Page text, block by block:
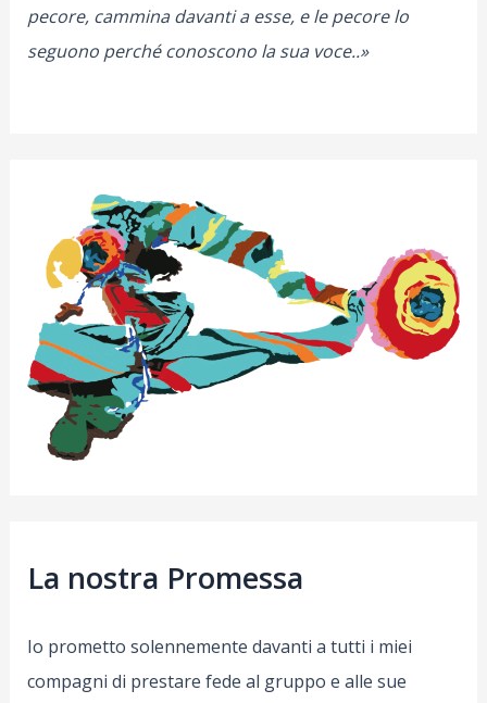
pecore, cammina davanti a esse, e le pecore lo
seguono perché conoscono la sua voce..»
La nostra Promessa
Io prometto solennemente davanti a tutti i miei
compagni di prestare fede al gruppo e alle sue